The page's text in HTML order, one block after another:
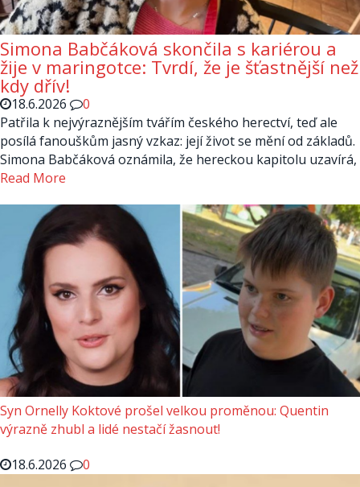
Simona Babčáková skončila s kariérou a
žije v maringotce: Tvrdí, že je šťastnější než
kdy dřív!
18.6.2026
0
Patřila k nejvýraznějším tvářím českého herectví, teď ale
posílá fanouškům jasný vzkaz: její život se mění od základů.
Simona Babčáková oznámila, že hereckou kapitolu uzavírá,
Read More
Syn Ornelly Koktové prošel velkou proměnou: Quentin
výrazně zhubl a lidé nestačí žasnout!
18.6.2026
0